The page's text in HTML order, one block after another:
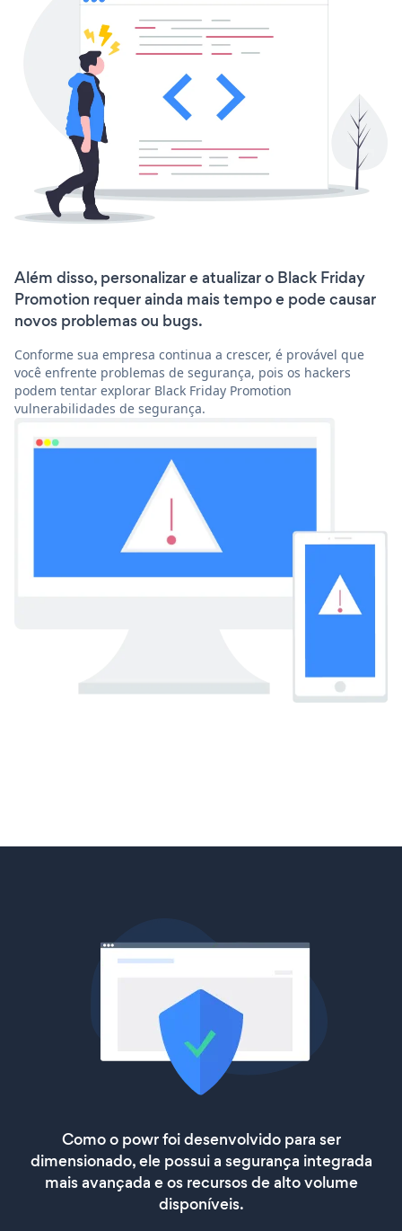
Além disso, personalizar e atualizar o Black Friday
Promotion requer ainda mais tempo e pode causar
novos problemas ou bugs.
Conforme sua empresa continua a crescer, é provável que
você enfrente problemas de segurança, pois os hackers
podem tentar explorar Black Friday Promotion
vulnerabilidades de segurança.
Como o powr foi desenvolvido para ser
dimensionado, ele possui a segurança integrada
mais avançada e os recursos de alto volume
disponíveis.